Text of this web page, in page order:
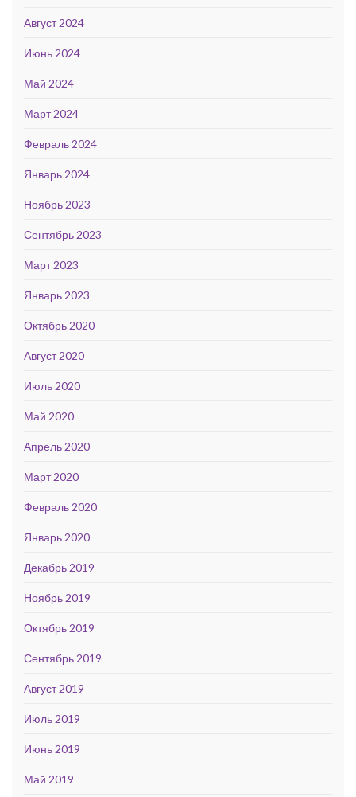
Август 2024
Июнь 2024
Май 2024
Март 2024
Февраль 2024
Январь 2024
Ноябрь 2023
Сентябрь 2023
Март 2023
Январь 2023
Октябрь 2020
Август 2020
Июль 2020
Май 2020
Апрель 2020
Март 2020
Февраль 2020
Январь 2020
Декабрь 2019
Ноябрь 2019
Октябрь 2019
Сентябрь 2019
Август 2019
Июль 2019
Июнь 2019
Май 2019